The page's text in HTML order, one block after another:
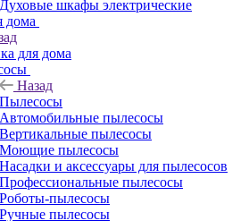
Духовые шкафы электрические
дома
для дома
Назад
Пылесосы
Автомобильные пылесосы
Вертикальные пылесосы
Моющие пылесосы
Насадки и аксессуары для пылесосов
Профессиональные пылесосы
Роботы-пылесосы
Ручные пылесосы